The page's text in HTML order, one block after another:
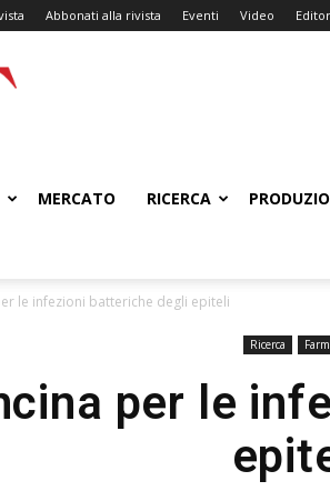
Abbonati alla rivista Eventi Video
MERCATO RICERCA
le infezioni batteriche degli epiteli
Ricerca
per le